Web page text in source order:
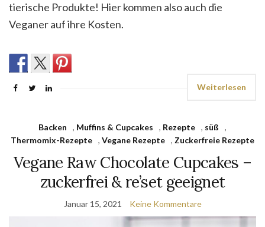
tierische Produkte! Hier kommen also auch die
Veganer auf ihre Kosten.
Weiterlesen
Backen , Muffins & Cupcakes , Rezepte , süß
,
Thermomix-Rezepte , Vegane Rezepte , Zuckerfreie Rezepte
Vegane Raw Chocolate Cupcakes –
zuckerfrei & re’set geeignet
Januar 15, 2021 Keine Kommentare